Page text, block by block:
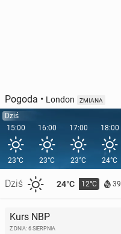
Pogoda • London ZMIANA
Dziś
15:00
23°C
Dziś 24°C 12°C 39
16:00
23°C
17:00
23°C
18:00
24°C
Kurs NBP
Z DNIA: 6 SIERPNIA